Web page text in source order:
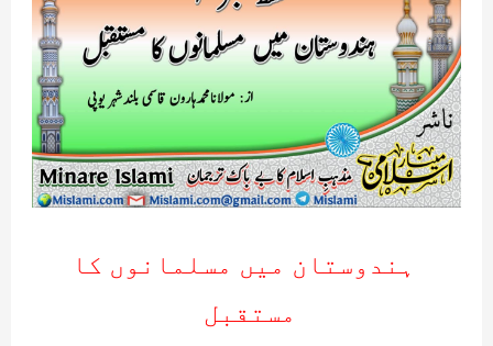
ہندوستان میں مسلمانوں کا
مستقبل